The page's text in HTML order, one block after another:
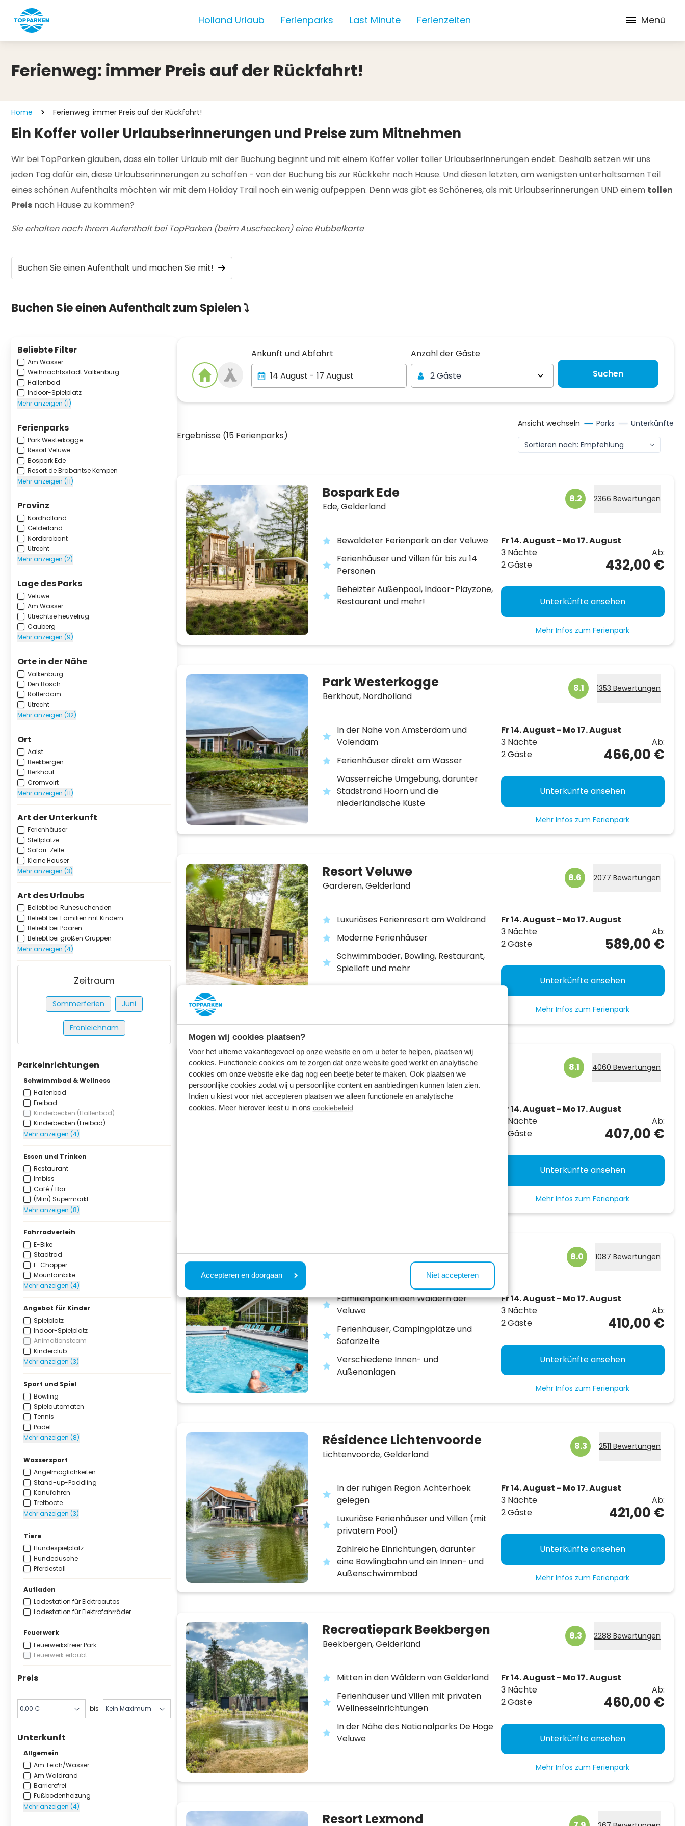
Mogen wij cookies plaatsen?
Voor het ultieme vakantiegevoel op onze website en om u beter te helpen, plaatsen wij
cookies. Functionele cookies om te zorgen dat onze website goed werkt en analytische
cookies om onze website elke dag nog een beetje beter te maken. Ook plaatsen we
persoonlijke cookies zodat wij u persoonlijke content en aanbiedingen kunnen laten zien.
Indien u kiest voor niet accepteren plaatsen we alleen functionele en analytische
cookies. Meer hierover leest u in ons cookiebeleid
Accepteren en doorgaan Niet accepteren
Holland Urlaub Ferienparks Last Minute Ferienzeiten Menü
Ferienweg: immer Preis auf der Rückfahrt!
Home Ferienweg: immer Preis auf der Rückfahrt!
Ein Koffer voller Urlaubserinnerungen und Preise zum Mitnehmen
Wir bei TopParken glauben, dass ein toller Urlaub mit der Buchung beginnt und mit einem Koffer voller toller Urlaubserinnerungen endet. Deshalb setzen wir uns
jeden Tag dafür ein, diese Urlaubserinnerungen zu schaffen - von der Buchung bis zur Rückkehr nach Hause. Und diesen letzten, am wenigsten unterhaltsamen Teil
eines schönen Aufenthalts möchten wir mit dem Holiday Trail noch ein wenig aufpeppen. Denn was gibt es Schöneres, als mit Urlaubserinnerungen UND einem tollen
Preis nach Hause zu kommen?
Sie erhalten nach Ihrem Aufenthalt bei TopParken (beim Auschecken) eine Rubbelkarte
Buchen Sie einen Aufenthalt und machen Sie mit!
Buchen Sie einen Aufenthalt zum Spielen ⤵
Beliebte Filter
Am Wasser
Weihnachtsstadt Valkenburg
Hallenbad
Indoor-Spielplatz
Mehr anzeigen (1)
Ferienparks
Park Westerkogge
Resort Veluwe
Bospark Ede
Resort de Brabantse Kempen
Mehr anzeigen (11)
Provinz
Nordholland
Gelderland
Nordbrabant
Utrecht
Mehr anzeigen (2)
Lage des Parks
Veluwe
Am Wasser
Utrechtse heuvelrug
Cauberg
Mehr anzeigen (9)
Orte in der Nähe
Valkenburg
Den Bosch
Rotterdam
Utrecht
Mehr anzeigen (32)
Ort
Aalst
Beekbergen
Berkhout
Cromvoirt
Mehr anzeigen (11)
Art der Unterkunft
Ferienhäuser
Stellplätze
Safari-Zelte
Kleine Häuser
Mehr anzeigen (3)
Art des Urlaubs
Beliebt bei Ruhesuchenden
Beliebt bei Familien mit Kindern
Beliebt bei Paaren
Beliebt bei großen Gruppen
Mehr anzeigen (4)
Zeitraum
Sommerferien Juni
Fronleichnam
Parkeinrichtungen
Schwimmbad & Wellness
Hallenbad
Freibad
Kinderbecken (Hallenbad)
Kinderbecken (Freibad)
Mehr anzeigen (4)
Essen und Trinken
Restaurant
Imbiss
Café / Bar
(Mini) Supermarkt
Mehr anzeigen (8)
Fahrradverleih
E-Bike
Stadtrad
E-Chopper
Mountainbike
Mehr anzeigen (4)
Angebot für Kinder
Spielplatz
Indoor-Spielplatz
Animationsteam
Kinderclub
Mehr anzeigen (3)
Sport und Spiel
Bowling
Spielautomaten
Tennis
Padel
Mehr anzeigen (8)
Wassersport
Angelmöglichkeiten
Stand-up-Paddling
Kanufahren
Tretboote
Mehr anzeigen (3)
Tiere
Hundespielplatz
Hundedusche
Pferdestall
Aufladen
Ladestation für Elektroautos
Ladestation für Elektrofahrräder
Feuerwerk
Feuerwerksfreier Park
Feuerwerk erlaubt
Preis
bis
Unterkunft
Allgemein
Am Teich/Wasser
Am Waldrand
Barrierefrei
Fußbodenheizung
Mehr anzeigen (4)
Ankunft und Abfahrt Anzahl der Gäste
Anzahl der Gäste
2 Gäste
Suchen
Ergebnisse (15 Ferienparks)
Ansicht wechseln Parks Unterkünfte
Bospark Ede
Ede,Gelderland
8.2 2366 Bewertungen
Bewaldeter Ferienpark an der Veluwe
Ferienhäuser und Villen für bis zu 14
Personen
Beheizter Außenpool, Indoor-Playzone,
Restaurant und mehr!
Fr 14. August - Mo 17. August
3 Nächte
2 Gäste
Ab:
432,00 €
Unterkünfte ansehen
Mehr Infos zum Ferienpark
Park Westerkogge
Berkhout, Nordholland
8.1 1353 Bewertungen
In der Nähe von Amsterdam und
Volendam
Ferienhäuser direkt am Wasser
Wasserreiche Umgebung, darunter
Stadstrand Hoorn und die
niederländische Küste
Fr 14. August - Mo 17. August
3 Nächte
2 Gäste
Ab:
466,00 €
Unterkünfte ansehen
Mehr Infos zum Ferienpark
Resort Veluwe
Garderen,Gelderland
8.6 2077 Bewertungen
Luxuriöses Ferienresort am Waldrand
Moderne Ferienhäuser
Schwimmbäder, Bowling, Restaurant,
Spielloft und mehr
Fr 14. August - Mo 17. August
3 Nächte
2 Gäste
Ab:
589,00 €
Unterkünfte ansehen
Mehr Infos zum Ferienpark
Résidence Valkenburg
Schin op Geul, Limburg
8.1 4060 Bewertungen
Ferienhäuser, Campingplätze und viele
Fr 14. August - Mo 17. August
3 Nächte
2 Gäste
Ab:
407,00 €
Unterkünfte ansehen
Mehr Infos zum Ferienpark
Resort Bosvallei 8.0 1087 Bewertungen
Familienpark in den Wäldern der
Veluwe
Ferienhäuser, Campingplätze und
Safarizelte
Verschiedene Innen- und
Außenanlagen
Fr 14. August - Mo 17. August
3 Nächte
2 Gäste
Ab:
410,00 €
Unterkünfte ansehen
Mehr Infos zum Ferienpark
Résidence Lichtenvoorde
Lichtenvoorde,Gelderland
8.3 2511 Bewertungen
In der ruhigen Region Achterhoek
gelegen
Luxuriöse Ferienhäuser und Villen (mit
privatem Pool)
Zahlreiche Einrichtungen, darunter
eine Bowlingbahn und ein Innen- und
Außenschwimmbad
Fr 14. August - Mo 17. August
3 Nächte
2 Gäste
Ab:
421,00 €
Unterkünfte ansehen
Mehr Infos zum Ferienpark
Recreatiepark Beekbergen
Beekbergen,Gelderland
8.3 2288 Bewertungen
Mitten in den Wäldern von Gelderland
Ferienhäuser und Villen mit privaten
Wellnesseinrichtungen
In der Nähe des Nationalparks De Hoge
Veluwe
Fr 14. August - Mo 17. August
3 Nächte
2 Gäste
Ab:
460,00 €
Unterkünfte ansehen
Mehr Infos zum Ferienpark
Resort Lexmond